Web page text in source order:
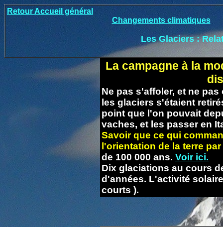
Retour Accueil général
Changements climatiques
Les Glaciers :
La campagne à la
Ne pas s'affoler, et ne
les glaciers s'étaient
point que l'on pouvait
vaches, et les passer en
Savoir que ce qui
l'orientation de la terre
de 100 000 ans. Voir ici.
Dix glaciations au cours
d'années. L'activité
courts ).